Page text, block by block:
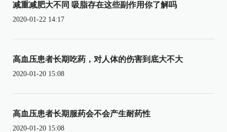
减重减肥大不同 吸脂存在这些副作用你了解吗
2020-01-22 14:17
高血压患者长期吃药，对人体的伤害到底大不大
2020-01-20 15:08
高血压患者长期服药会不会产生耐药性
2020-01-20 15:08